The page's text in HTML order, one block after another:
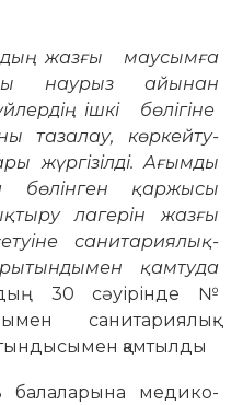
жазғы маусымға
наурыз айынан
ішкі бөлігіне
тазалау, көркейту-
жүргізілді. Ағымды
бөлінген қаржысы
лагерін жазғы
санитариялық-
қамтуда
30 сәуірінде №
санитариялық-
қамтылды
медико-